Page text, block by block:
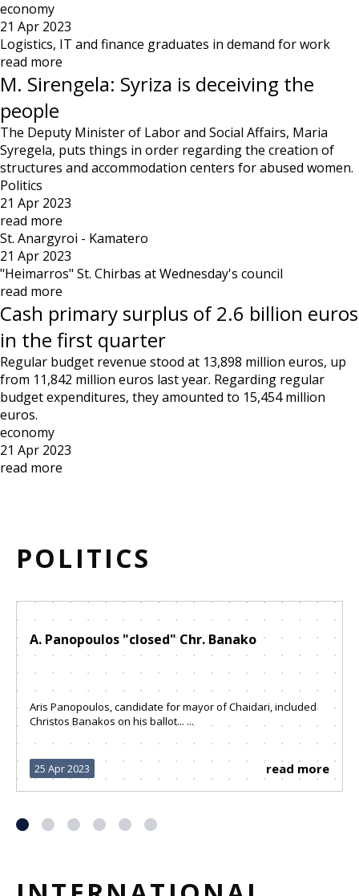
economy
21 Apr 2023
Logistics, IT and finance graduates in demand for work
read more
M. Sirengela: Syriza is deceiving the
people
The Deputy Minister of Labor and Social Affairs, Maria
Syregela, puts things in order regarding the creation of
structures and accommodation centers for abused women.
Politics
21 Apr 2023
read more
St. Anargyroi - Kamatero
21 Apr 2023
"Heimarros" St. Chirbas at Wednesday's council
read more
Cash primary surplus of 2.6 billion euros
in the first quarter
Regular budget revenue stood at 13,898 million euros, up
from 11,842 million euros last year. Regarding regular
budget expenditures, they amounted to 15,454 million
euros.
economy
21 Apr 2023
read more
POLITICS
A. Panopoulos "closed" Chr. Banako
Aris Panopoulos, candidate for mayor of Chaidari, included
Christos Banakos on his ballot... ...
25 Apr 2023 read more